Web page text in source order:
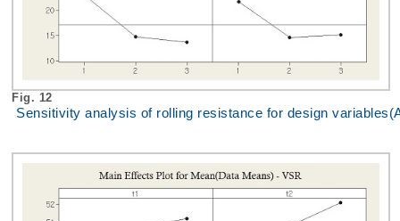
Fig. 12
Sensitivity analysis of rolling resistance for design